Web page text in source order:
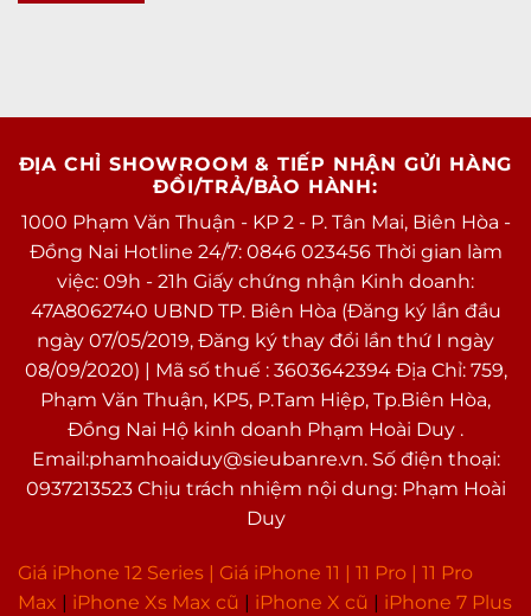
Ảnh chụp chế độ cơ bản bình thường với camera
Bạn muốn chụp một tòa nhà cao tầng, bạn
muốn ghi lại khung cảnh thiên nhiên hùng vĩ mà
Bảo mật nâng
Mở khoá khuôn mặt Face ID
Tính năng đặc
biệt
Dolby Audio™
Đèn pin
Apple Pay
Sạc pin không dây
Sạc pin nhanh
Chuẩn Kháng nước, Chuẩn
kháng bụi
Ghi âm
Có, microphone chuyên dụng
chống ồn
Xem phim
H.264(MPEG4-AVC)
ĐỊA CHỈ SHOWROOM & TIẾP NHẬN GỬI HÀNG
ĐỔI/TRẢ/BẢO HÀNH:
1000 Phạm Văn Thuận - KP 2 - P. Tân Mai, Biên Hòa -
Đồng Nai Hotline 24/7: 0846 023456 Thời gian làm
việc: 09h - 21h Giấy chứng nhận Kinh doanh:
47A8062740 UBND TP. Biên Hòa (Đăng ký lần đầu
ngày 07/05/2019, Đăng ký thay đổi lần thứ I ngày
08/09/2020) | Mã số thuế : 3603642394 Địa Chỉ: 759,
Phạm Văn Thuận, KP5, P.Tam Hiệp, Tp.Biên Hòa,
Đồng Nai Hộ kinh doanh Phạm Hoài Duy .
Email:phamhoaiduy@sieubanre.vn. Số điện thoại:
0937213523 Chịu trách nhiệm nội dung: Phạm Hoài
Duy
Giá iPhone 12 Series | Giá iPhone 11 11 Pro
11 Pro
Max
iPhone Xs Max cũ iPhone X cũ
iPhone 7 Plus